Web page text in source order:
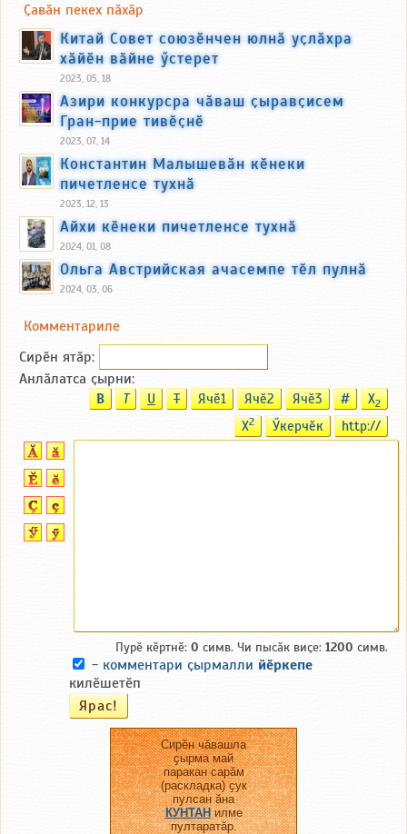
Ҫавӑн пекех пӑхӑр
Китай Совет союзӗнчен юлнӑ уҫлӑхра
хӑйӗн вӑйне ӳстерет
2023, 05, 18
Азири конкурсра чӑваш ҫыравҫисем
Гран-прие тивӗҫнӗ
2023, 07, 14
Константин Малышевӑн кӗнеки
пичетленсе тухнӑ
2023, 12, 13
Айхи кӗнеки пичетленсе тухнӑ
2024, 01, 08
Ольга Австрийская ачасемпе тӗл пулнӑ
2024, 03, 06
Комментариле
Сирӗн ятӑp:
Анлӑлатса ҫырни:
B T U T Ячӗ1 Ячӗ2 Ячӗ3 # X2
X2 Ӳкерчӗк http://
Пурӗ кӗртнӗ: 0 симв. Чи пысӑк виҫе: 1200 симв.
- комментари ҫырмалли йӗркепе
килӗшетӗп
Сирӗн чӑвашла
ҫырма май
паракан сарӑм
(раскладка) ҫук
пулсан ӑна
КУНТАНилме
пултаратӑр.